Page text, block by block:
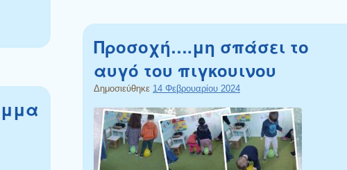
Προσοχή….μη σπάσει το
αυγό του πιγκουινου
Δημοσιεύθηκε 14 Φεβρουαρίου 2024